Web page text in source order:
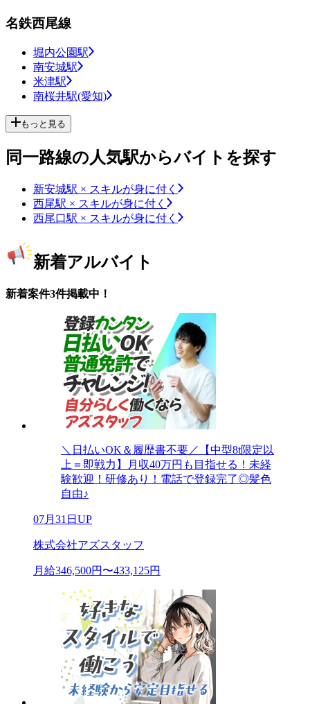
名鉄西尾線
堀内公園駅
南安城駅
米津駅
南桜井駅(愛知)
もっと見る
同一路線の人気駅からバイトを探す
新安城駅 × スキルが身に付く
西尾駅 × スキルが身に付く
西尾口駅 × スキルが身に付く
新着アルバイト
新着案件3件掲載中！
＼日払いOK＆履歴書不要／【中型8t限定以
上＝即戦力】月収40万円も目指せる！未経
験歓迎！研修あり！電話で登録完了◎髪色
自由♪
07月31日UP
株式会社アズスタッフ
月給346,500円〜433,125円